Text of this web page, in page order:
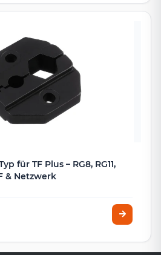
für TF Plus – RG8, RG11,
& Netzwerk